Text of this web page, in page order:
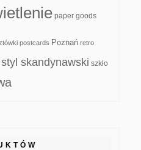
paper goods
postcards Poznań retro
styl skandynawski szkło